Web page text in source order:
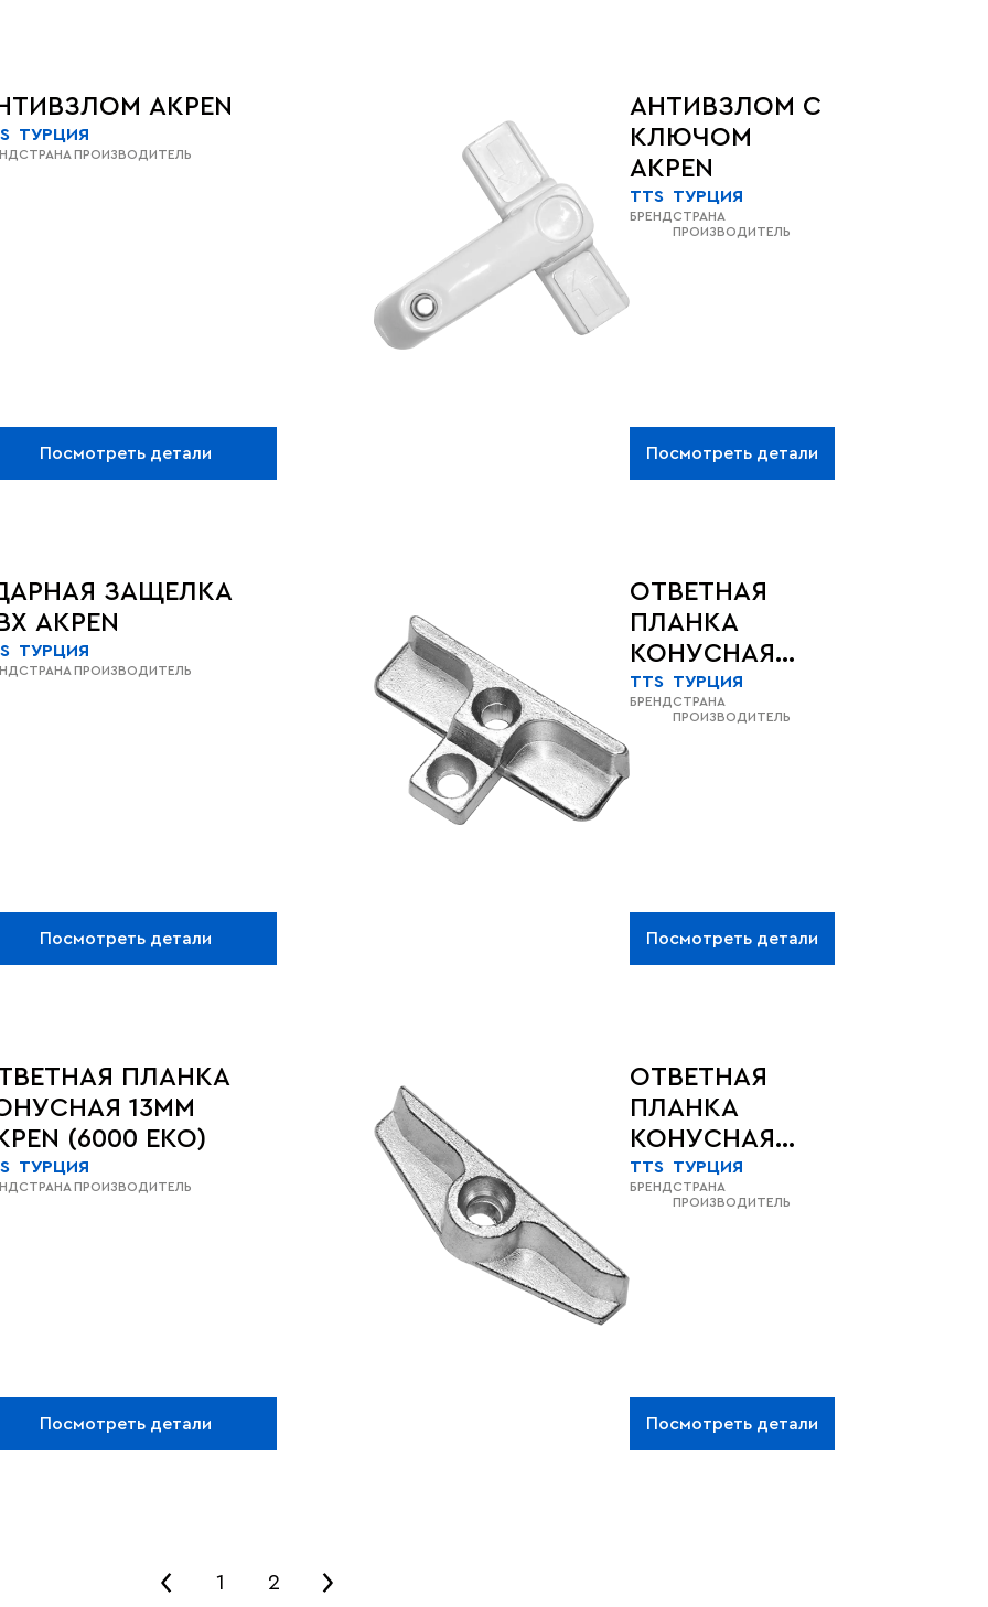
AKPEN
ТУРЦИЯ
СТРАНА ПРОИЗВОДИТЕЛЬ
Посмотреть детали
АНТИВЗЛОМ С
КЛЮЧОМ
AKPEN
TTS
БРЕНД
ТУРЦИЯ
СТРАНА
ПРОИЗВОДИТЕЛЬ
Посмотреть детали
ЗАЩЕЛКА
AKPEN
ТУРЦИЯ
СТРАНА ПРОИЗВОДИТЕЛЬ
Посмотреть детали
ОТВЕТНАЯ
ПЛАНКА
КОНУСНАЯ
9ММ AKPEN
(VERATEC)
TTS
БРЕНД
ТУРЦИЯ
СТРАНА
ПРОИЗВОДИТЕЛЬ
Посмотреть детали
ПЛАНКА
13ММ
(6000 EKO)
ТУРЦИЯ
СТРАНА ПРОИЗВОДИТЕЛЬ
Посмотреть детали
ОТВЕТНАЯ
ПЛАНКА
КОНУСНАЯ
9ММ AKPEN
(9000 EKO)
TTS
БРЕНД
ТУРЦИЯ
СТРАНА
ПРОИЗВОДИТЕЛЬ
Посмотреть детали
1 2